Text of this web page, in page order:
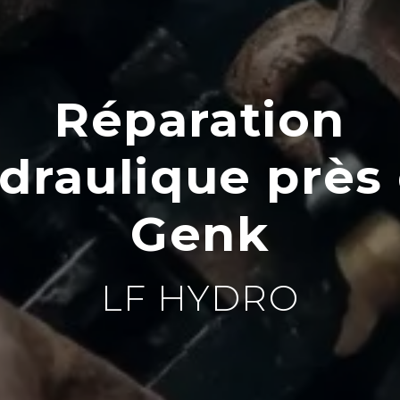
Réparation
près
Genk
LF HYDRO